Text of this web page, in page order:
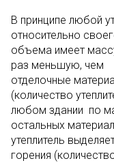
В принципе любой
относительно
объема имеет
раз меньшую, чем
отделочные
(количество
любом здании по
остальных
утеплитель
горения